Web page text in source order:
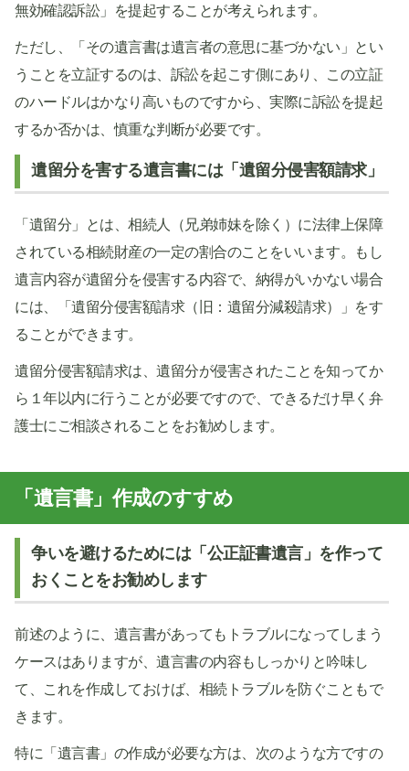
無効確認訴訟」を提起することが考えられます。
ただし、「その遺言書は遺言者の意思に基づかない」とい
うことを立証するのは、訴訟を起こす側にあり、この立証
のハードルはかなり高いものですから、実際に訴訟を提起
するか否かは、慎重な判断が必要です。
遺留分を害する遺言書には「遺留分侵害額請求」
「遺留分」とは、相続人（兄弟姉妹を除く）に法律上保障
されている相続財産の一定の割合のことをいいます。もし
遺言内容が遺留分を侵害する内容で、納得がいかない場合
には、「遺留分侵害額請求（旧：遺留分減殺請求）」をす
ることができます。
遺留分侵害額請求は、遺留分が侵害されたことを知ってか
ら１年以内に行うことが必要ですので、できるだけ早く弁
護士にご相談されることをお勧めします。
「遺言書」作成のすすめ
争いを避けるためには「公正証書遺言」を作って
おくことをお勧めします
前述のように、遺言書があってもトラブルになってしまう
ケースはありますが、遺言書の内容もしっかりと吟味し
て、これを作成しておけば、相続トラブルを防ぐこともで
きます。
特に「遺言書」の作成が必要な方は、次のような方ですの